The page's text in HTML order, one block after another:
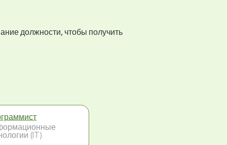
должности, чтобы получить
(IT)